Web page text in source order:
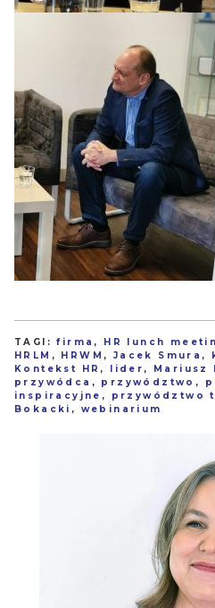
TAGI:firma , HR lunch
HRLM , HRWM , Jacek Smura ,
Kontekst HR , lider , Mariusz
przywódca , przywództwo ,
inspiracyjne , przywództwo
Bokacki , webinarium